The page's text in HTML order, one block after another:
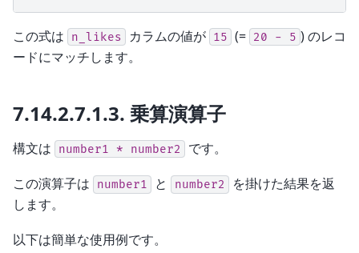
この式は n_likes カラムの値が 15 (= 20 - 5 ) のレコ
ードにマッチします。
7.14.2.7.1.3. 乗算演算子
構文は number1 * number2 です。
この演算子は number1 と number2
を掛けた結果を返
します。
以下は簡単な使用例です。